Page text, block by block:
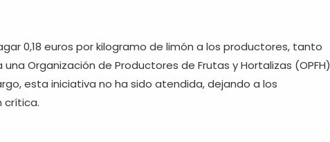
0,18 euros por kilogramo de limón a los productores, tanto
Organización de Productores de Frutas y Hortalizas (OPFH)
esta iniciativa no ha sido atendida, dejando a los
crítica.